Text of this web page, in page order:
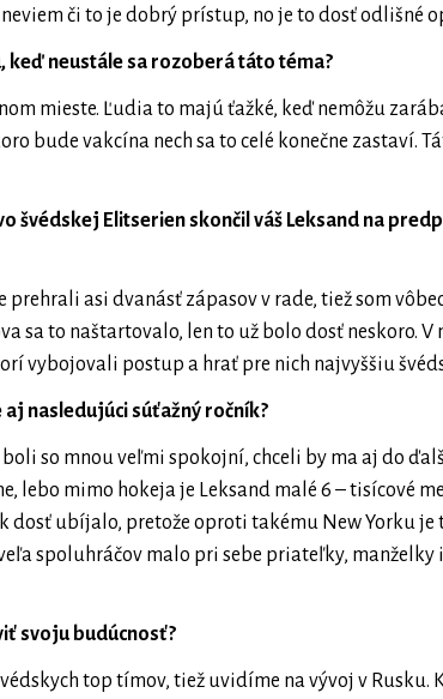
či to je dobrý prístup, no je to dosť odlišné
keď neustále sa rozoberá táto téma?
mieste. Ľudia to majú ťažké, keď nemôžu
bude vakcína nech sa to celé konečne zastaví.
švédskej Elitserien skončil váš Leksand na
prehrali asi dvanásť zápasov v rade, tiež som
sa to naštartovalo, len to už bolo dosť neskoro. V
vybojovali postup a hrať pre nich najvyššiu
aj nasledujúci súťažný ročník?
so mnou veľmi spokojní, chceli by ma aj do
lebo mimo hokeja je Leksand malé 6 – tisícové
dosť ubíjalo, pretože oproti takému New Yorku je
spoluhráčov malo pri sebe priateľky, manželky
svoju budúcnosť?
top tímov, tiež uvidíme na vývoj v Rusku.